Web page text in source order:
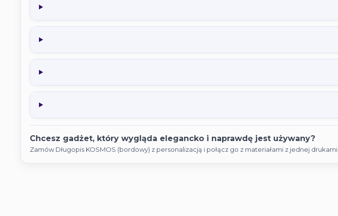
Chcesz gadżet, który wygląda elegancko i naprawdę jest używany?
Zamów Długopis KOSMOS (bordowy) z personalizacją i połącz go z materiałami z jednej drukarni.